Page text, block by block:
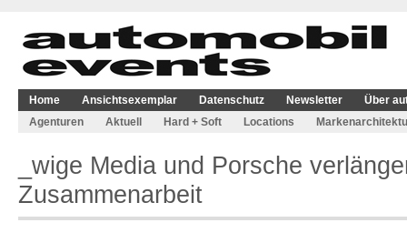
Home Ansichtsexemplar Datenschutz Newsletter
Über
Agenturen
Aktuell Hard + Soft Locations
_wige Media und Porsche
Zusammenarbeit